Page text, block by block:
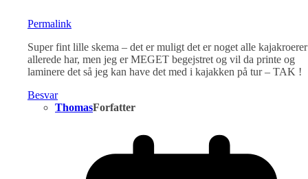
Permalink
Super fint lille skema – det er muligt det er noget alle kajakroerer
allerede har, men jeg er MEGET begejstret og vil da printe og
laminere det så jeg kan have det med i kajakken på tur – TAK !
Besvar
ThomasForfatter